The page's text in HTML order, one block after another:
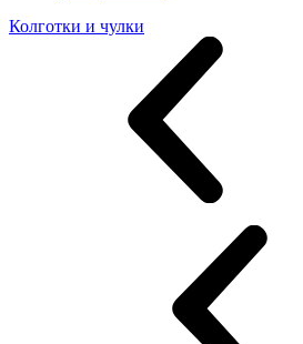
Колготки и чулки